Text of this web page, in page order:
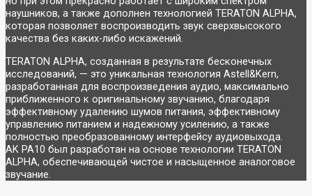
наушников, а также дополнен технологией TERATON ALPHA,
которая позволяет воспроизводить звук сверхвысокого
качества без каких-либо искажений.
TERATON ALPHA, созданная в результате бесконечных
исследований, — это уникальная технология Astell&Kern,
разработанная для воспроизведения аудио, максимально
приближенного к оригинальному звучанию, благодаря
эффективному удалению шумов питания, эффективному
управлению питанием и надежному усилению, а также
полностью преобразованному интерфейсу аудиовыхода.
AK PA10 был разработан на основе технологии TERATON
ALPHA, обеспечивающей чистое и насыщенное аналоговое
звучание.